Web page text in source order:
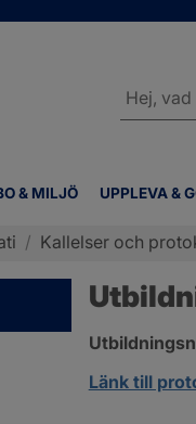
& MILJÖ UPPLEVA &
/ Kallelser och
Länk till